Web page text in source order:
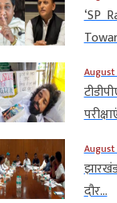
‘SP
दौर...